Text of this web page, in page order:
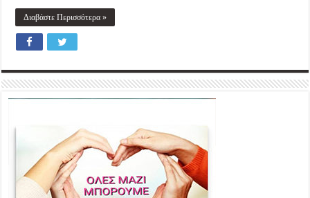
Διαβάστε Περισσότερα »